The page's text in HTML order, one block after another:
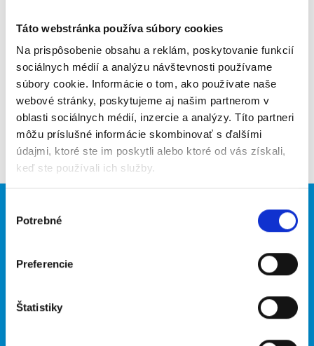
Táto webstránka používa súbory cookies
Na prispôsobenie obsahu a reklám, poskytovanie funkcií
sociálnych médií a analýzu návštevnosti používame
súbory cookie. Informácie o tom, ako používate naše
webové stránky, poskytujeme aj našim partnerom v
oblasti sociálnych médií, inzercie a analýzy. Títo partneri
môžu príslušné informácie skombinovať s ďalšími
údajmi, ktoré ste im poskytli alebo ktoré od vás získali,
keď ste používali ich služby.
súhlasu
Potrebné
Preferencie
Štatistiky
Upozorniť na inzerát
Pridať do obľúbených
Späť
Brigádnici
Hľadané brigády
O portáli Naše ďalšie projekty